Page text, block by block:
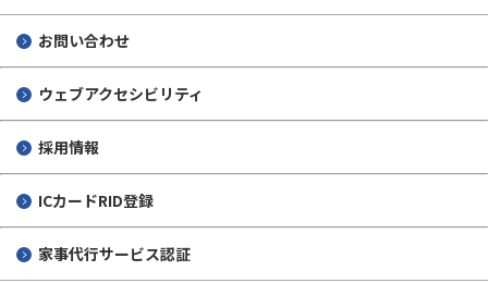
お問い合わせ
ウェブアクセシビリティ
採用情報
ICカードRID登録
家事代行サービス認証